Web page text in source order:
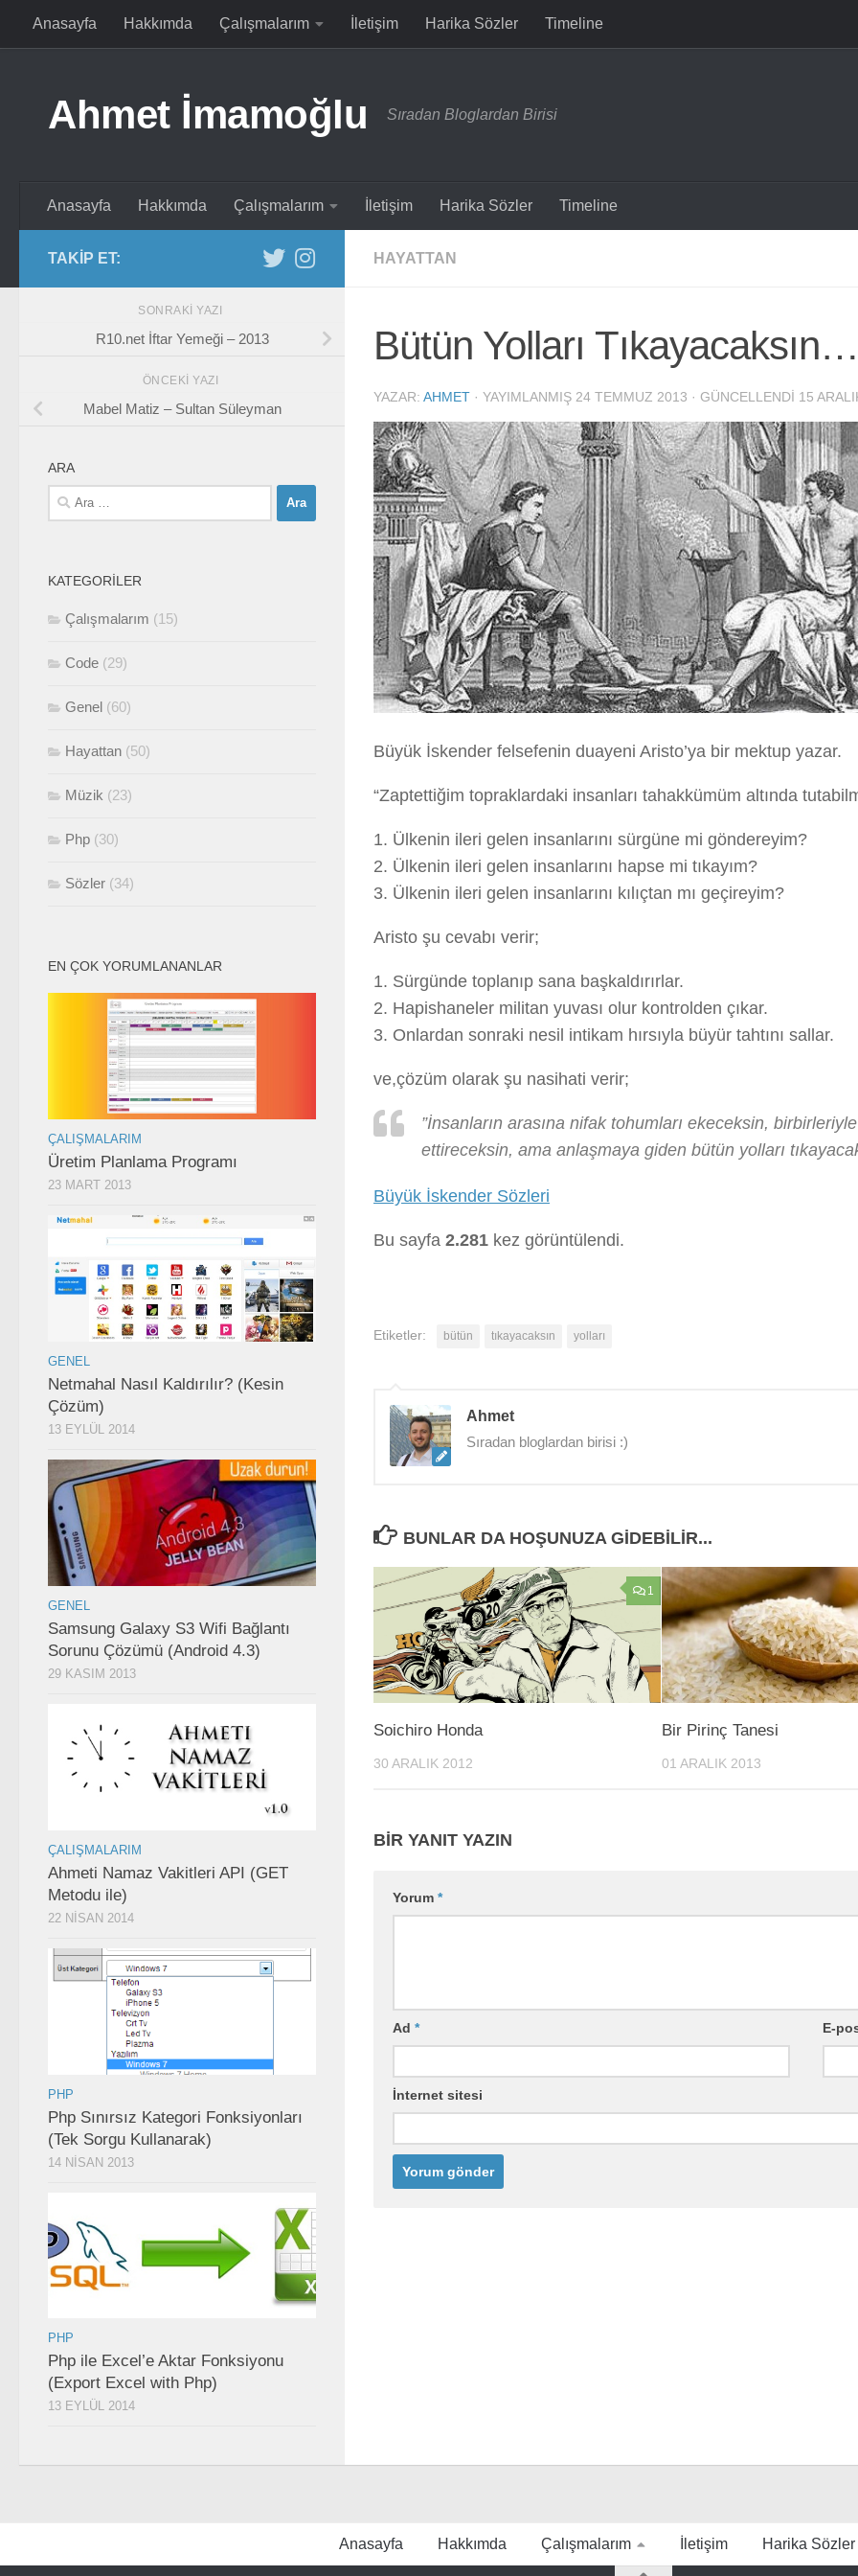
Skip to content
Anasayfa Hakkımda Çalışmalarım İletişim Harika Sözler Timeline
Ahmet İmamoğlu Sıradan Bloglardan Birisi
Anasayfa Hakkımda Çalışmalarım İletişim Harika Sözler Timeline
HAYATTAN
Bütün Yolları Tıkayacaksın…
YAZAR: AHMET · YAYIMLANMIŞ 24 TEMMUZ 2013 · GÜNCELLENDI 15
Büyük İskender felsefenin duayeni Aristo’ya bir mektup yazar.
“Zaptettiğim topraklardaki insanları tahakkümüm altında
1. Ülkenin ileri gelen insanlarını sürgüne mi göndereyim?
2. Ülkenin ileri gelen insanlarını hapse mi tıkayım?
3. Ülkenin ileri gelen insanlarını kılıçtan mı geçireyim?
Aristo şu cevabı verir;
1. Sürgünde toplanıp sana başkaldırırlar.
2. Hapishaneler militan yuvası olur kontrolden çıkar.
3. Onlardan sonraki nesil intikam hırsıyla büyür tahtını sallar.
ve,çözüm olarak şu nasihati verir;
”İnsanların arasına nifak tohumları ekeceksin,
ettireceksin, ama anlaşmaya giden bütün yolları
Büyük İskender Sözleri
Bu sayfa 2.281 kez görüntülendi.
Etiketler: bütün tıkayacaksın yolları
Ahmet
Sıradan bloglardan birisi :)
BUNLAR DA HOŞUNUZA GIDEBILIR...
1
Soichiro Honda
30 ARALIK 2012
Bir Pirinç Tanesi
01 ARALIK 2013
BIR YANIT YAZIN
Yorum *
Ad * E-
İnternet sitesi
TAKIP ET:
SONRAKI YAZI
R10.net İftar Yemeği – 2013
ÖNCEKI YAZI
Mabel Matiz – Sultan Süleyman
ARA
Arama:
KATEGORILER
Çalışmalarım (15)
Code (29)
Genel (60)
Hayattan (50)
Müzik (23)
Php (30)
Sözler (34)
EN ÇOK YORUMLANANLAR
ÇALIŞMALARIM
Üretim Planlama Programı
23 MART 2013
GENEL
Netmahal Nasıl Kaldırılır? (Kesin
Çözüm)
13 EYLÜL 2014
GENEL
Samsung Galaxy S3 Wifi Bağlantı
Sorunu Çözümü (Android 4.3)
29 KASIM 2013
ÇALIŞMALARIM
Ahmeti Namaz Vakitleri API (GET
Metodu ile)
22 NISAN 2014
PHP
Php Sınırsız Kategori Fonksiyonları
(Tek Sorgu Kullanarak)
14 NISAN 2013
PHP
Php ile Excel’e Aktar Fonksiyonu
(Export Excel with Php)
13 EYLÜL 2014
Anasayfa Hakkımda Çalışmalarım İletişim Harika Sözler